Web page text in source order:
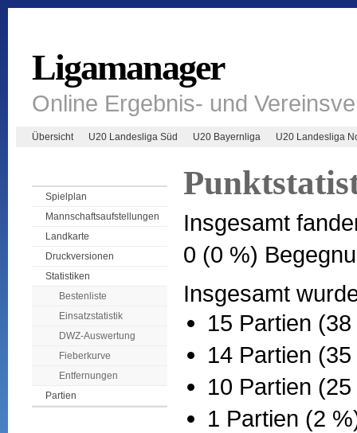
Ligamanager
Online Ergebnis- und
Übersicht U20 Landesliga Süd U20 Bayernliga U20 Landesliga
Spielplan
Mannschaftsaufstellungen
Landkarte
Druckversionen
Statistiken
Bestenliste
Einsatzstatistik
DWZ-Auswertung
Fieberkurve
Entfernungen
Partien
Insgesamt
0 (0 %)
Insgesamt
15 Partien
14 Partien
10 Partien
1 Partien (2